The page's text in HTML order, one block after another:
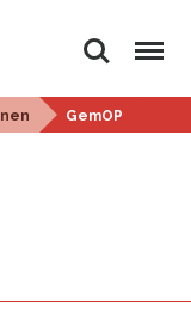
Zoeken Menu
GemOP